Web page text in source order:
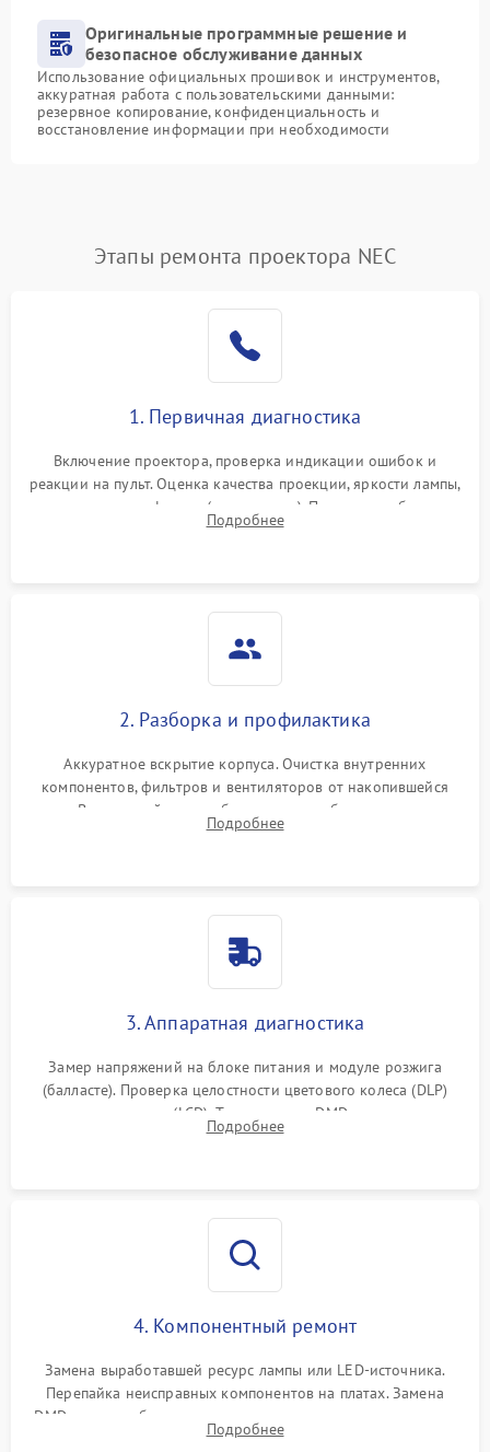
Оригинальные программные решение и
безопасное обслуживание данных
Использование официальных прошивок и инструментов,
аккуратная работа с пользовательскими данными:
резервное копирование, конфиденциальность и
восстановление информации при необходимости
Этапы ремонта проектора NEC
1. Первичная диагностика
Включение проектора, проверка индикации ошибок и
реакции на пульт. Оценка качества проекции, яркости лампы,
наличия артефактов (точки, пятна). Проверка работы
системы охлаждения по уровню шума вентиляторов.
Подробнее
2. Разборка и профилактика
Аккуратное вскрытие корпуса. Очистка внутренних
компонентов, фильтров и вентиляторов от накопившейся
пыли. Визуальный осмотр блока питания, балласта лампы и
материнской платы на наличие прогаров или вздутых
Подробнее
3. Аппаратная диагностика
Замер напряжений на блоке питания и модуле розжига
(балласте). Проверка целостности цветового колеса (DLP)
или поляризаторов (LCD). Тестирование DMD-чипа, датчиков
температуры и оптопар с помощью мультиметра и
Подробнее
4. Компонентный ремонт
Замена выработавшей ресурс лампы или LED-источника.
Перепайка неисправных компонентов на платах. Замена
DMD-чипа при битых пикселях, установка нового цветового
колеса или восстановление сгоревших поляризационных
Подробнее